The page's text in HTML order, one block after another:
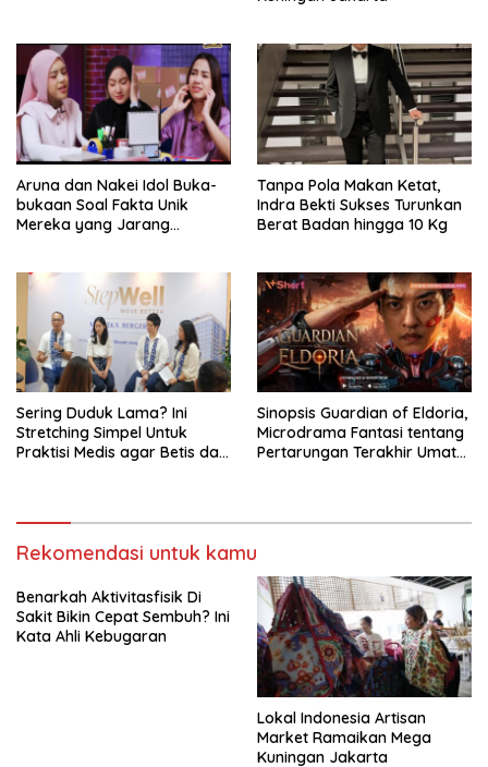
Aruna dan Nakei Idol Buka-
bukaan Soal Fakta Unik
Mereka yang Jarang
Tanpa Pola Makan Ketat,
Indra Bekti Sukses Turunkan
Berat Badan hingga 10 Kg
Sering Duduk Lama? Ini
Stretching Simpel Untuk
Praktisi Medis agar Betis dan
Sinopsis Guardian of Eldoria,
Microdrama Fantasi tentang
Pertarungan Terakhir Umat
Rekomendasi untuk kamu
Benarkah Aktivitasfisik Di
Sakit Bikin Cepat Sembuh? Ini
Kata Ahli Kebugaran
Lokal Indonesia Artisan
Market Ramaikan Mega
Kuningan Jakarta